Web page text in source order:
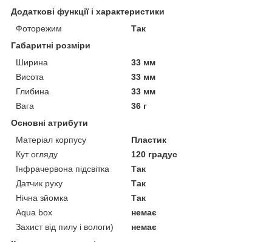
Додаткові функції і характеристики
Фоторежим
Так
Габаритні розміри
Ширина
33 мм
Висота
33 мм
Глибина
33 мм
Вага
36 г
Основні атрибути
Матеріал корпусу
Пластик
Кут огляду
120 градус
Інфрачервона підсвітка
Так
Датчик руху
Так
Нічна зйомка
Так
Aqua box
немає
Захист від пилу і вологи)
немає